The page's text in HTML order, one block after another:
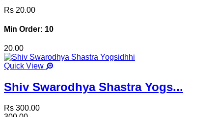
Rs 20.00
Min Order: 10
20.00
Quick View
Shiv Swarodhya Shastra Yogs...
Rs 300.00